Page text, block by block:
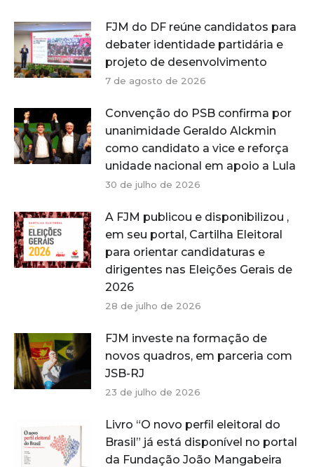
FJM do DF reúne candidatos para
debater identidade partidária e
projeto de desenvolvimento
7 de agosto de 2026
Convenção do PSB confirma por
unanimidade Geraldo Alckmin
como candidato a vice e reforça
unidade nacional em apoio a Lula
30 de julho de 2026
A FJM publicou e disponibilizou ,
em seu portal, Cartilha Eleitoral
para orientar candidaturas e
dirigentes nas Eleições Gerais de
2026
28 de julho de 2026
FJM investe na formação de
novos quadros, em parceria com
JSB-RJ
23 de julho de 2026
Livro “O novo perfil eleitoral do
Brasil” já está disponível no portal
da Fundação João Mangabeira